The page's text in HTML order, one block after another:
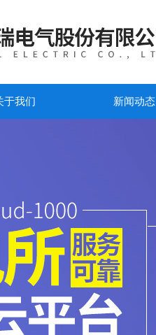
于我们 新闻动态